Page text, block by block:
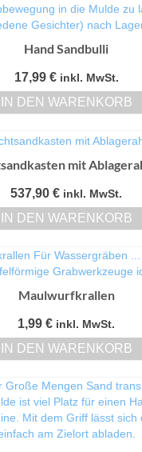
Hand Sandbulli
17,99 € inkl. MwSt.
IN DEN WARENKORB
mit
537,90 € inkl. MwSt.
IN DEN WARENKORB
Maulwurfkrallen
1,99 € inkl. MwSt.
IN DEN WARENKORB